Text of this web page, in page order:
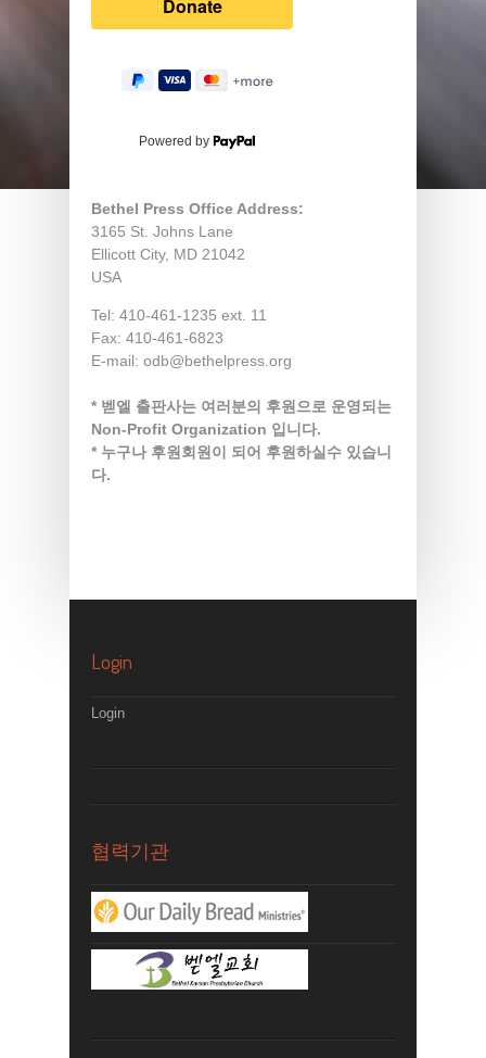
Powered by
Bethel Press Office Address:
3165 St. Johns Lane
Ellicott City, MD 21042
USA
Tel: 410-461-1235 ext. 11
Fax: 410-461-6823
E-mail: odb@bethelpress.org
* 벧엘 출판사는 여러분의 후원으로 운영되는
Non-Profit Organization 입니다.
* 누구나 후원회원이 되어 후원하실수 있습니
다.
Login
Login
협력기관